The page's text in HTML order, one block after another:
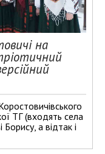
на
ТГ (входять села
а відтак і